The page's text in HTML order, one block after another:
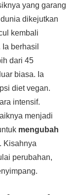
yang garang
dikejutkan
kembali
berhasil
dari 45
biasa. Ia
diet vegan.
intensif.
menjadi
mengubah
Kisahnya
perubahan,